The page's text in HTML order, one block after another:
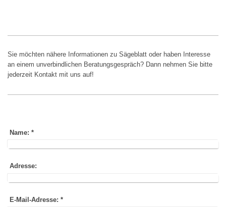
Sie möchten nähere Informationen zu Sägeblatt oder haben Interesse
an einem unverbindlichen Beratungsgespräch? Dann nehmen Sie bitte
jederzeit Kontakt mit uns auf!
Name: *
Adresse:
E-Mail-Adresse: *